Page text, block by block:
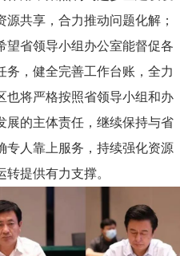
共享，合力推动问题化解；
望省领导小组办公室能督促各
务，健全完善工作台账，全力
也将严格按照省领导小组和办
展的主体责任，继续保持与省
专人靠上服务，持续强化资源
提供有力支撑。